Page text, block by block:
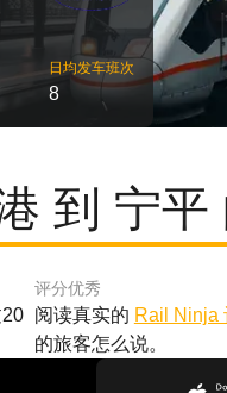
日均发车班次
8
到 宁平
评分优秀
阅读真实的 Rail Ninja
的旅客怎么说。